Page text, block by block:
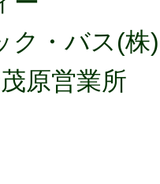
ク・バス(株)
原営業所